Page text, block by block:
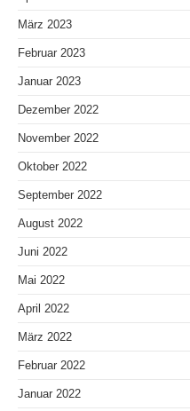
März 2023
Februar 2023
Januar 2023
Dezember 2022
November 2022
Oktober 2022
September 2022
August 2022
Juni 2022
Mai 2022
April 2022
März 2022
Februar 2022
Januar 2022